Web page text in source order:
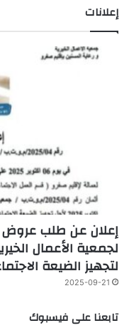
إعلانات
لجمعية الأعمال
لتجهيز الضيعة
2025-09-21
تابعنا على فيسبوك